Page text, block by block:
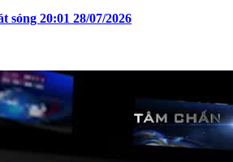
sóng 20:01 28/07/2026